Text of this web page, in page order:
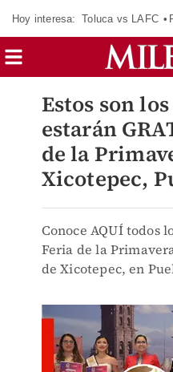
Hoy interesa: Toluca vs LAFC
Estos son
estarán
de la
Xicotepec,
Conoce AQUÍ todos
Feria de la
de Xicotepec, en